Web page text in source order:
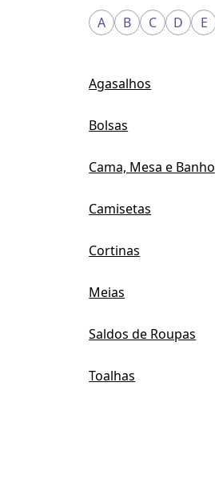
A
B C D E
Agasalhos
Bolsas
Cama, Mesa e Banho
Camisetas
Cortinas
Meias
Saldos de Roupas
Toalhas